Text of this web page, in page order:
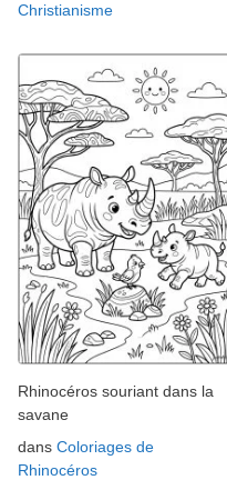
Christianisme
Rhinocéros souriant dans la
savane
dans Coloriages de
Rhinocéros